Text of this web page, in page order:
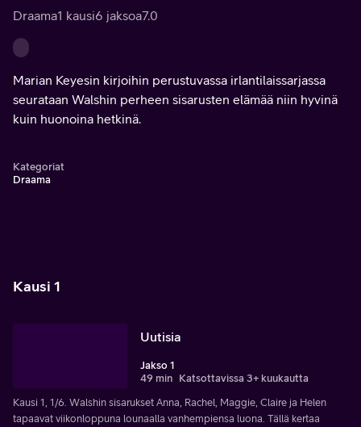
Draama1 kausi6 jaksoa7.0
Marian Keyesin kirjoihin perustuvassa irlantilaissarjassa
seurataan Walshin perheen sisarusten elämää niin hyvinä
kuin huonoina hetkinä.
Kategoriat
Draama
Kausi 1
Uutisia
Jakso 1
49 min Katsottavissa 3+ kuukautta
Kausi 1, 1/6. Walshin sisarukset Anna, Rachel, Maggie, Claire ja Helen
tapaavat viikonloppuna lounaalla vanhempiensa luona. Tällä kertaa